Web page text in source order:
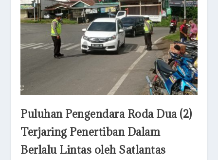
Puluhan Pengendara Roda Dua (2)
Terjaring Penertiban Dalam
Berlalu Lintas oleh Satlantas